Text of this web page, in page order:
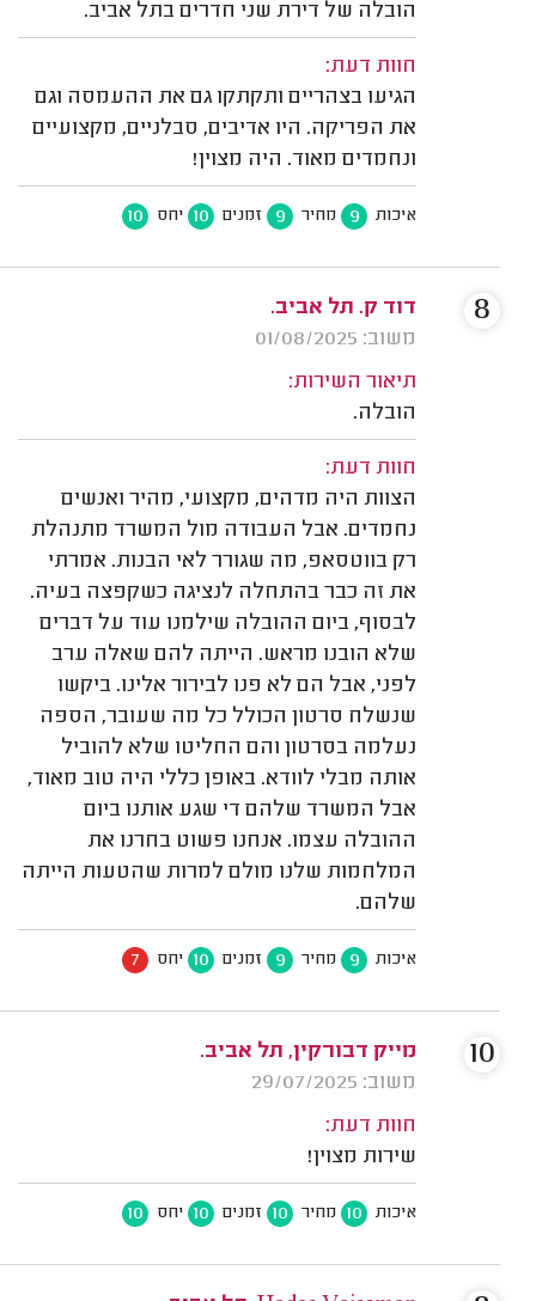
הובלה של דירת שני חדרים בתל אביב.
חוות דעת:
הגיעו בצהריים ותקתקו גם את ההעמסה וגם
את הפריקה. היו אדיבים, סבלניים, מקצועיים
ונחמדים מאוד. היה מצוין!
איכות 9 מחיר 9 זמנים 10 יחס 10
דוד ק. תל אביב.
משוב: 01/08/2025
תיאור השירות:
הובלה.
חוות דעת:
הצוות היה מדהים, מקצועי, מהיר ואנשים
נחמדים. אבל העבודה מול המשרד מתנהלת
רק בווטסאפ, מה שגורר לאי הבנות. אמרתי
את זה כבר בהתחלה לנציגה כשקפצה בעיה.
לבסוף, ביום ההובלה שילמנו עוד על דברים
שלא הובנו מראש. הייתה להם שאלה ערב
לפני, אבל הם לא פנו לבירור אלינו. ביקשו
שנשלח סרטון הכולל כל מה שעובר, הספה
נעלמה בסרטון והם החליטו שלא להוביל
אותה מבלי לוודא. באופן כללי היה טוב מאוד,
אבל המשרד שלהם די שגע אותנו ביום
ההובלה עצמו. אנחנו פשוט בחרנו את
המלחמות שלנו מולם למרות שהטעות הייתה
שלהם.
איכות 9 מחיר 9 זמנים 10 יחס 7
8
מייק דבורקין, תל אביב.
משוב: 29/07/2025
חוות דעת:
שירות מצוין!
איכות 10 מחיר 10 זמנים 10 יחס 10
10